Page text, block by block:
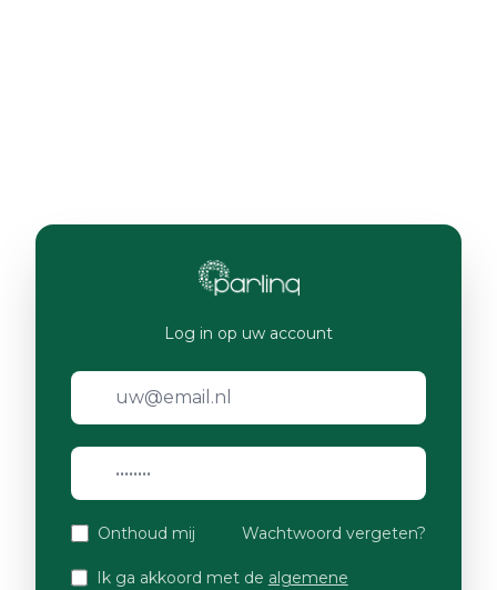
Log in op uw account
Onthoud mij Wachtwoord vergeten?
Ik ga akkoord met de algemene